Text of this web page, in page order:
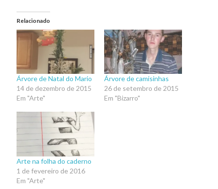
Relacionado
Árvore de Natal do Mario
14 de dezembro de 2015
Em "Arte"
Árvore de camisinhas
26 de setembro de 2015
Em "Bizarro"
Arte na folha do caderno
1 de fevereiro de 2016
Em "Arte"